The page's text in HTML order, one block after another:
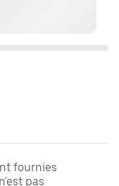
fournies
pas